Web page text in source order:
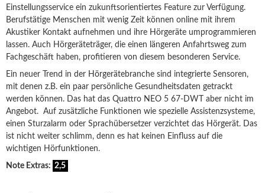
Einstellungsservice ein zukunftsorientiertes Feature zur Verfügung.
Berufstätige Menschen mit wenig Zeit können online mit ihrem
Akustiker Kontakt aufnehmen und ihre Hörgeräte umprogrammieren
lassen. Auch Hörgeräteträger, die einen längeren Anfahrtsweg zum
Fachgeschäft haben, profitieren von diesem besonderen Service.
Ein neuer Trend in der Hörgerätebranche sind integrierte Sensoren,
mit denen z.B. ein paar persönliche Gesundheitsdaten getrackt
werden können. Das hat das Quattro NEO 5 67-DWT aber nicht im
Angebot. Auf zusätzliche Funktionen wie spezielle Assistenzsysteme,
einen Sturzalarm oder Sprachübersetzer verzichtet das Hörgerät. Das
ist nicht weiter schlimm, denn es hat keinen Einfluss auf die
wichtigen Hörfunktionen.
Note Extras: 2,5